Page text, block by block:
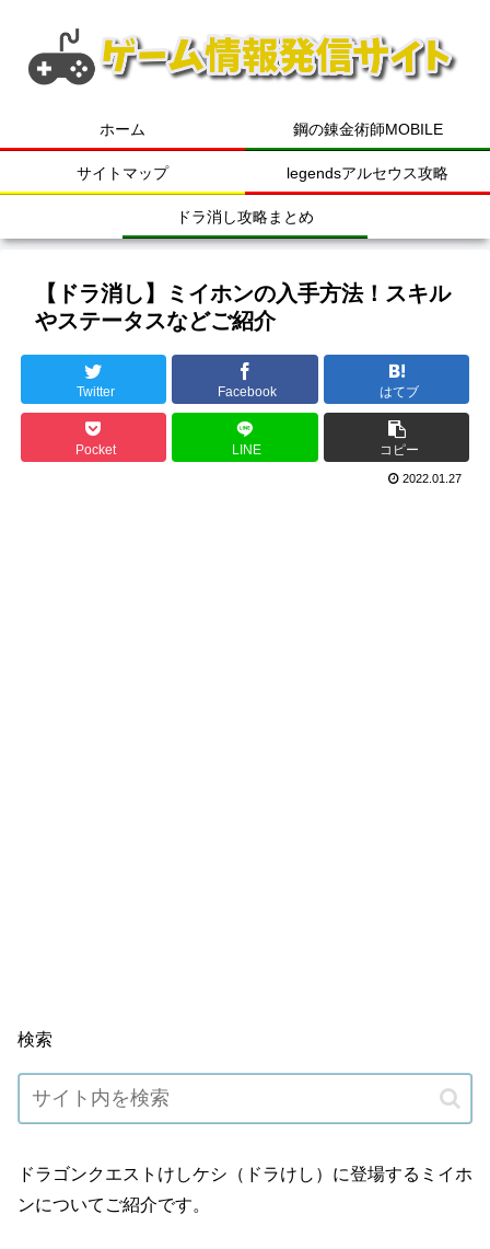
ホーム 鋼の錬金術師MOBILE
サイトマップ legendsアルセウス攻略
ドラ消し攻略まとめ
【ドラ消し】ミイホンの入手方法！スキル
やステータスなどご紹介
Twitter Facebook はてブ
Pocket LINE コピー
2022.01.27
検索
ドラゴンクエストけしケシ（ドラけし）に登場するミイホ
ンについてご紹介です。